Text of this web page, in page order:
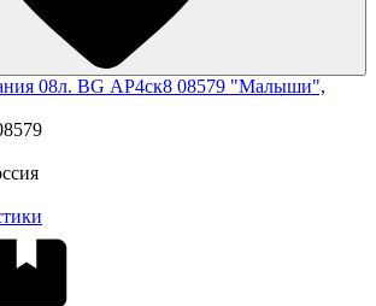
08л. BG АР4ск8 08579 "Малыши",